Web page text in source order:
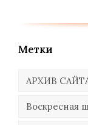
Метки
АРХИВ
Воскресная